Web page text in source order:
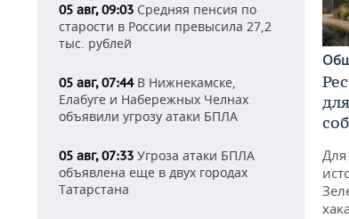
05 авг, 09:03 Средняя пенсия по
старости в России превысила 27,2
тыс. рублей
05 авг, 07:44В Нижнекамске,
Елабуге и Набережных Челнах
объявили угрозу атаки БПЛА
05 авг, 07:33 Угроза атаки БПЛА
объявлена еще в двух городах
Татарстана